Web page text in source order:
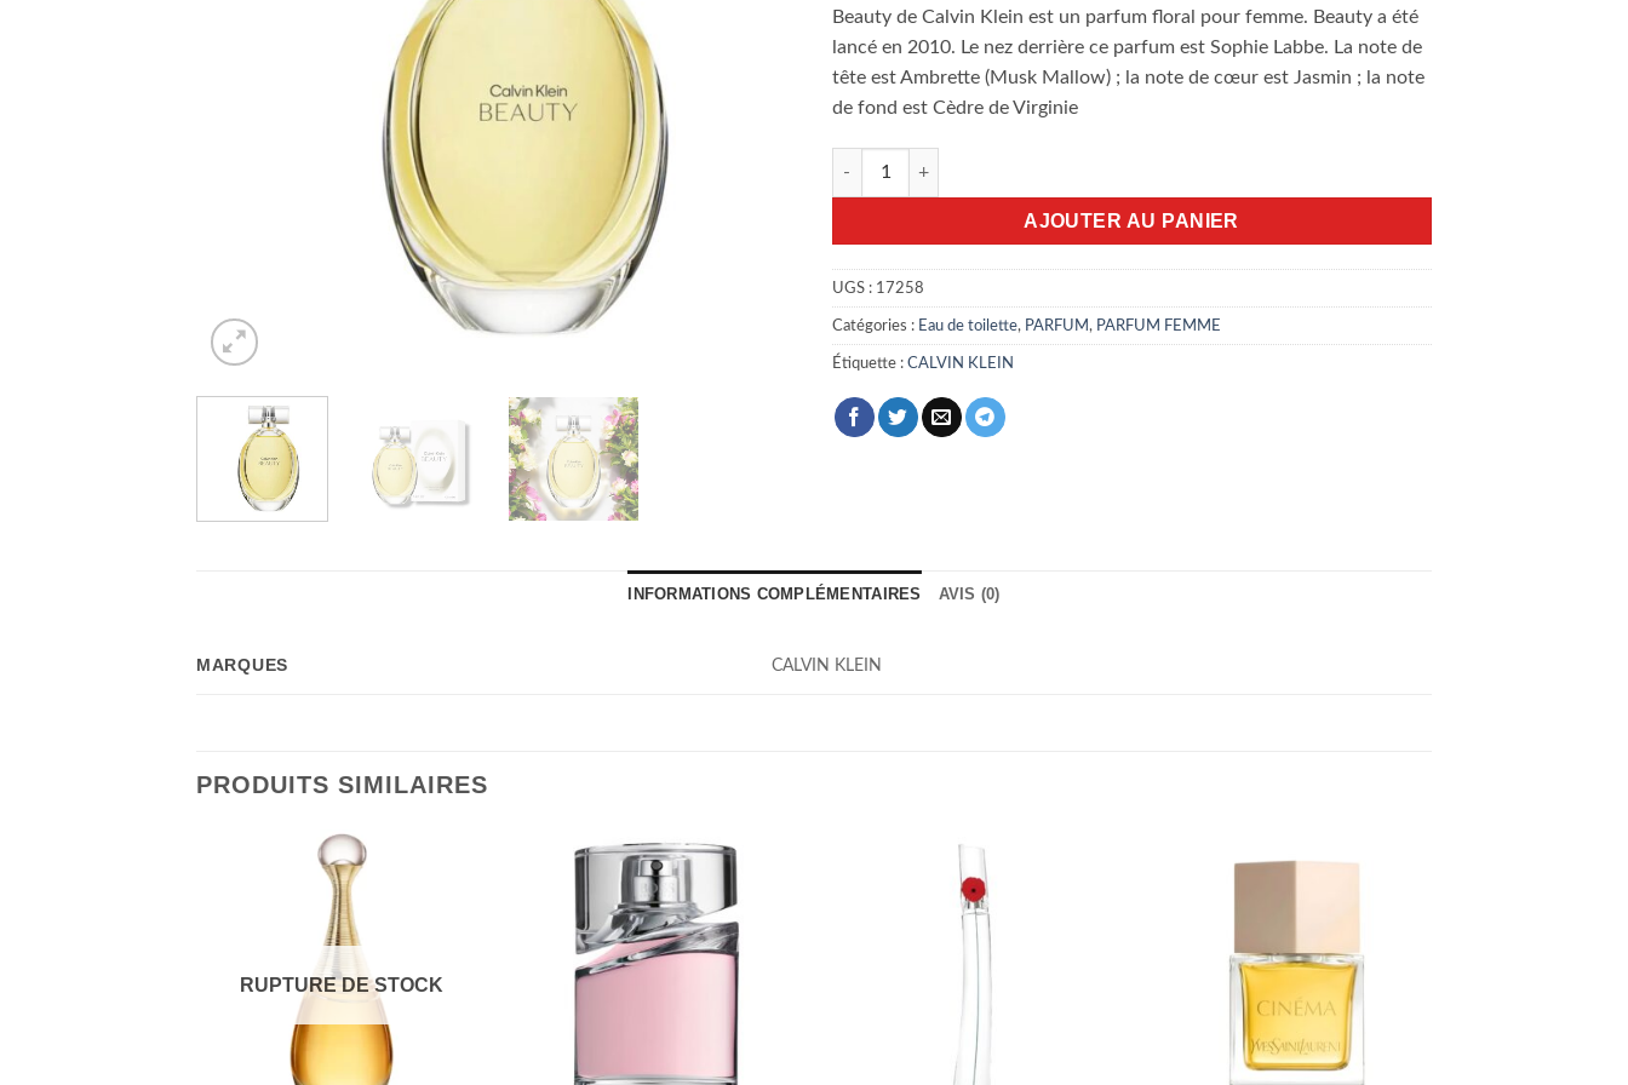
Beauty de Calvin Klein est un parfum floral pour femme. Beauty a été
lancé en 2010. Le nez derrière ce parfum est Sophie Labbe. La note de
tête est Ambrette (Musk Mallow) ; la note de cœur est Jasmin ; la note
de fond est Cèdre de Virginie
quantité de Calvin Klein Beauty 100ml edt
AJOUTER AU PANIER
UGS : 17258
Catégories : Eau de toilette, PARFUM , PARFUM FEMME
Étiquette : CALVIN KLEIN
INFORMATIONS COMPLÉMENTAIRES AVIS (0)
MARQUES CALVIN KLEIN
PRODUITS SIMILAIRES
RUPTURE DE STOCK